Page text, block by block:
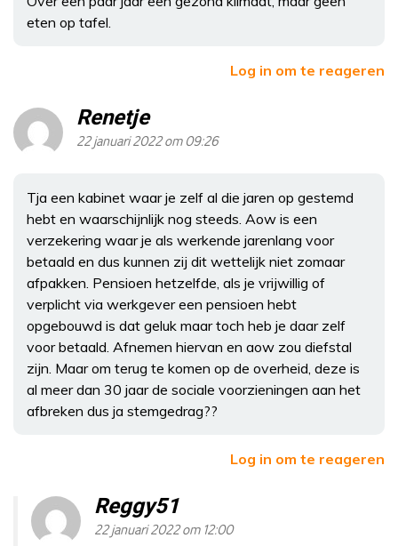
eten op tafel.
Log in om te reageren
Renetje
22 januari 2022 om 09:26
Tja een kabinet waar je zelf al die jaren op gestemd
hebt en waarschijnlijk nog steeds. Aow is een
verzekering waar je als werkende jarenlang voor
betaald en dus kunnen zij dit wettelijk niet zomaar
afpakken. Pensioen hetzelfde, als je vrijwillig of
verplicht via werkgever een pensioen hebt
opgebouwd is dat geluk maar toch heb je daar zelf
voor betaald. Afnemen hiervan en aow zou diefstal
zijn. Maar om terug te komen op de overheid, deze is
al meer dan 30 jaar de sociale voorzieningen aan het
afbreken dus ja stemgedrag??
Log in om te reageren
Reggy51
22 januari 2022 om 12:00